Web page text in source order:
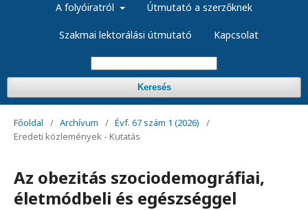
A folyóiratról Útmutató a szerzőknek
Szakmai lektorálási útmutató Kapcsolat
Keresés
Főoldal / Archívum / Évf. 67 szám 1 (2026)
/
Eredeti közlemények - Kutatás
Az obezitás szociodemográfiai,
életmódbeli és egészséggel